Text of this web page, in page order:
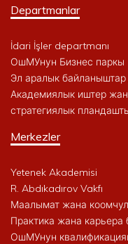
Departmanlar
İdari İşler departmanı
ОшМУнун Бизнес паркы
Эл аралык байланыштар
Академиялык иштер
стратегиялык
Merkezler
Yetenek Akademisi
R. Abdıkadırov Vakfı
Маалымат жана
Практика жана карьера
ОшМУнун